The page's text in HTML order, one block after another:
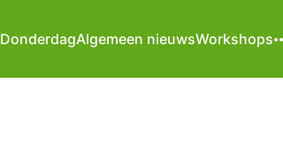
DonderdagAlgemeen nieuwsWorkshops